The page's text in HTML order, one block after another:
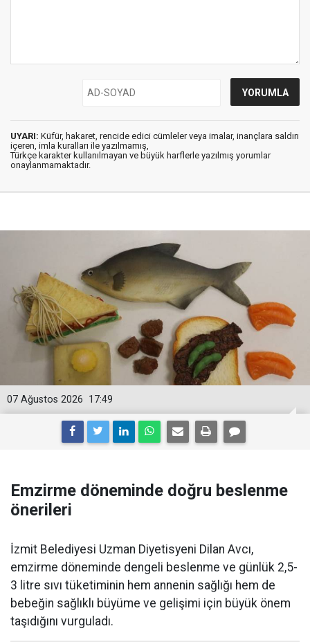
UYARI: Küfür, hakaret, rencide edici cümleler veya imalar, inançlara saldırı
içeren, imla kuralları ile yazılmamış,
Türkçe karakter kullanılmayan ve büyük harflerle yazılmış yorumlar
onaylanmamaktadır.
17:49
07 Ağustos 2026
Emzirme döneminde doğru beslenme
önerileri
İzmit Belediyesi Uzman Diyetisyeni Dilan Avcı,
emzirme döneminde dengeli beslenme ve günlük 2,5-
3 litre sıvı tüketiminin hem annenin sağlığı hem de
bebeğin sağlıklı büyüme ve gelişimi için büyük önem
taşıdığını vurguladı.